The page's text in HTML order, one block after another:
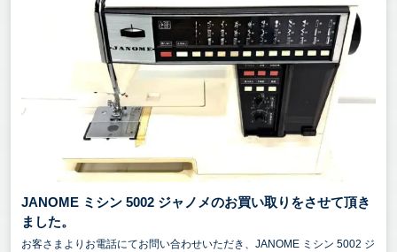
JANOME ミシン 5002 ジャノメのお買い取りをさせて頂き
ました。
お客さまよりお電話にてお問い合わせいただき、JANOME ミシン 5002 ジ